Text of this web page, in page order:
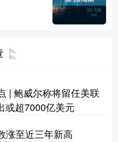
| 鲍威尔称将留任美联
或超7000亿美元
涨至近三年新高